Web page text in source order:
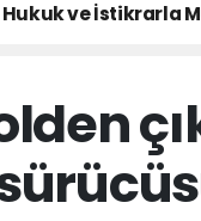
Hukuk ve İstikrarla